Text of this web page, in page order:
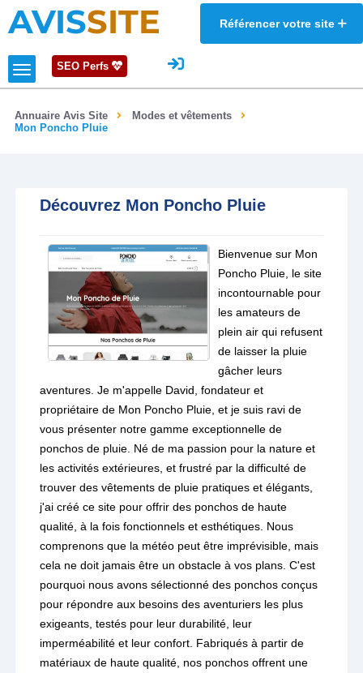
AVISSITE Référencer votre site
SEO Perfs
Annuaire Avis Site
Modes et vêtements
Mon Poncho Pluie
Découvrez Mon Poncho Pluie
Bienvenue sur Mon
Poncho Pluie, le site
incontournable pour
les amateurs de
plein air qui refusent
de laisser la pluie
gâcher leurs
aventures. Je m'appelle David, fondateur et
propriétaire de Mon Poncho Pluie, et je suis ravi de
vous présenter notre gamme exceptionnelle de
ponchos de pluie. Né de ma passion pour la nature et
les activités extérieures, et frustré par la difficulté de
trouver des vêtements de pluie pratiques et élégants,
j'ai créé ce site pour offrir des ponchos de haute
qualité, à la fois fonctionnels et esthétiques. Nous
comprenons que la météo peut être imprévisible, mais
cela ne doit jamais être un obstacle à vos plans. C'est
pourquoi nous avons sélectionné des ponchos conçus
pour répondre aux besoins des aventuriers les plus
exigeants, testés pour leur durabilité, leur
imperméabilité et leur confort. Fabriqués à partir de
matériaux de haute qualité, nos ponchos offrent une